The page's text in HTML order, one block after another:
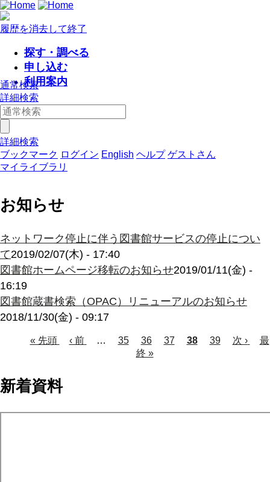
履歴を消去して終了
探す・調べる
申し込む
利用案内
通常検索
詳細検索
詳細検索
ブックマーク ログイン English ヘルプ ゲストさん
マイライブラリ
お知らせ
ネットワーク停止に伴う図書館サービスの停止につい
て2019/02/07(木) - 17:40
図書館ホームページ移転のお知らせ2019/01/11(金) -
16:19
図書館蔵書検索（OPAC）リニューアルのお知らせ
2018/11/30(金) - 09:17
ー
ジ
送
先
ー
ジ
« 先頭
前
‹ 前 … Page
35 Page
36 Page
37
カ
ジ
38 Page
39
次
次 ›
最
最
終 »
新着資料